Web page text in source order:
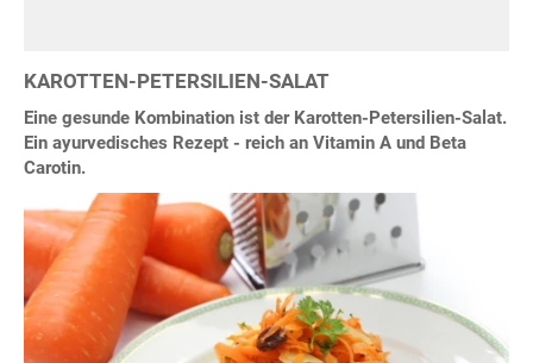
KAROTTEN-PETERSILIEN-SALAT
Eine gesunde Kombination ist der Karotten-Petersilien-Salat.
Ein ayurvedisches Rezept - reich an Vitamin A und Beta
Carotin.